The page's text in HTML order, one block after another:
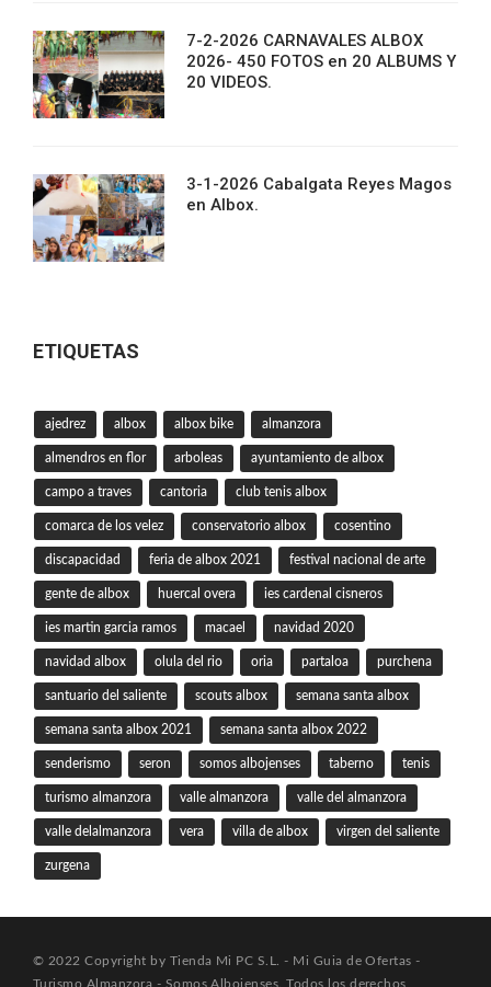
7-2-2026 CARNAVALES ALBOX
2026- 450 FOTOS en 20 ALBUMS Y
20 VIDEOS.
3-1-2026 Cabalgata Reyes Magos
en Albox.
ETIQUETAS
ajedrez albox albox bike almanzora
almendros en flor arboleas ayuntamiento de albox
campo a traves cantoria club tenis albox
comarca de los velez conservatorio albox cosentino
discapacidad feria de albox 2021 festival nacional de arte
gente de albox huercal overa ies cardenal cisneros
ies martin garcia ramos macael navidad 2020
navidad albox olula del rio oria partaloa purchena
santuario del saliente scouts albox semana santa albox
semana santa albox 2021 semana santa albox 2022
senderismo seron somos albojenses taberno tenis
turismo almanzora valle almanzora valle del almanzora
valle delalmanzora vera villa de albox virgen del saliente
zurgena
© 2022 Copyright by Tienda Mi PC S.L. - Mi Guia de Ofertas -
Turismo Almanzora - Somos Albojenses. Todos los derechos